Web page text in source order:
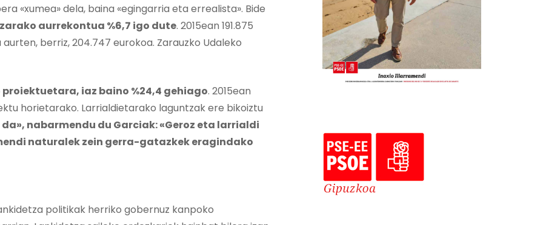
«xumea» dela, baina «egingarria eta errealista». Bide
aurrekontua %6,7 igo dute. 2015ean 191.875
berriz, 204.747 eurokoa. Zarauzko Udaleko
iaz baino %24,4 gehiago. 2015ean
horietarako. Larrialdietarako laguntzak ere bikoiztu
nabarmendu du Garciak: «Geroz eta larrialdi
naturalek zein gerra-gatazkek eragindako
politikak herriko gobernuz kanpoko